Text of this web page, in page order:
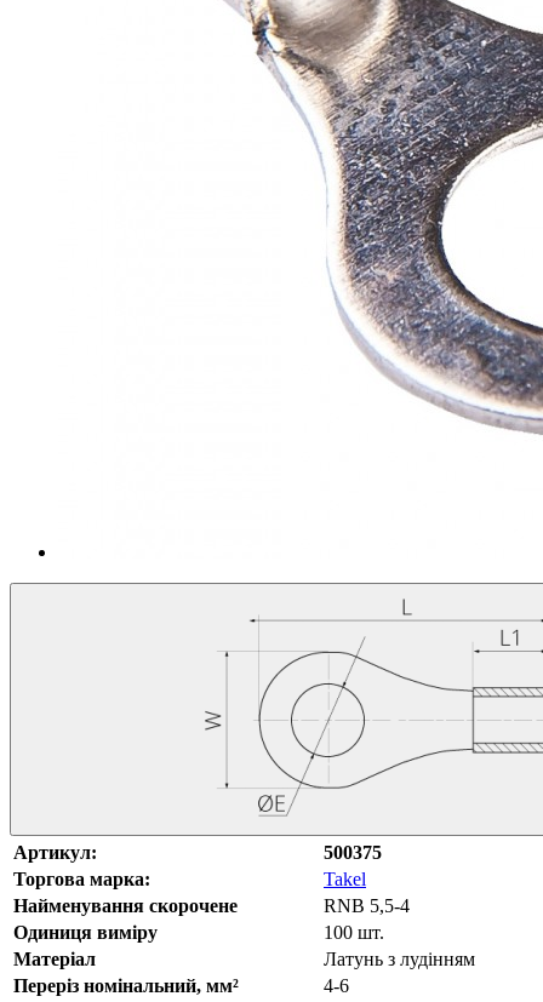
Артикул:
500375
Торгова марка:
Takel
Найменування скорочене
RNB 5,5-4
Одиниця виміру
100 шт.
Матеріал
Латунь з лудінням
Переріз номінальний, мм²
4-6